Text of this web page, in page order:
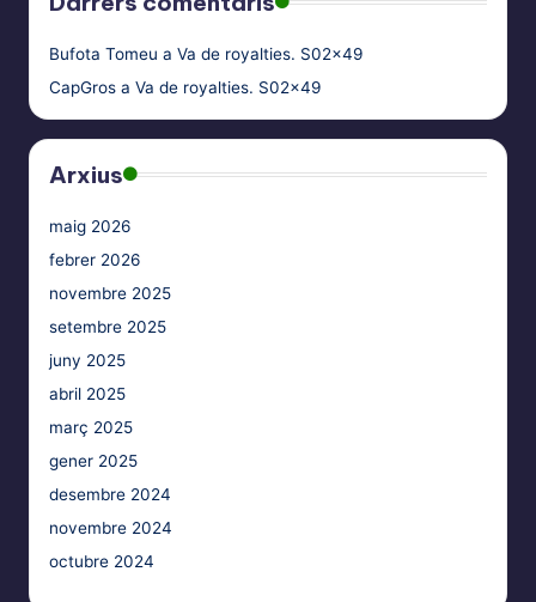
Bufota Tomeu a Va de royalties. S02x49
CapGros a Va de royalties. S02x49
Arxius
maig 2026
febrer 2026
novembre 2025
setembre 2025
juny 2025
abril 2025
març 2025
gener 2025
desembre 2024
novembre 2024
octubre 2024